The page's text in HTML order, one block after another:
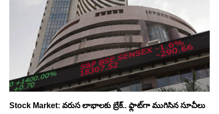
Stock Market: వరుస లాభాలకు బ్రేక్.. ఫ్లాట్‌గా ముగిసిన సూచీలు